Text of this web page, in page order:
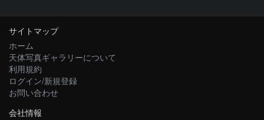
サイトマップ
ホーム
天体写真ギャラリーについて
利用規約
ログイン/新規登録
お問い合わせ
会社情報